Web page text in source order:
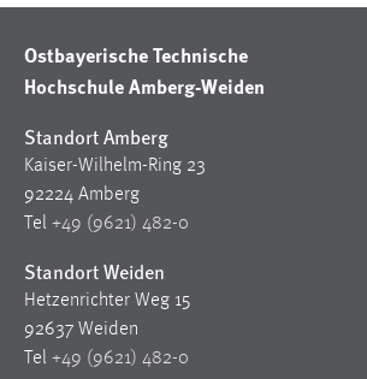
Ostbayerische Technische
Hochschule Amberg-Weiden
Standort Amberg
Kaiser-Wilhelm-Ring 23
92224 Amberg
Tel +49 (9621) 482-0
Standort Weiden
Hetzenrichter Weg 15
92637 Weiden
Tel +49 (9621) 482-0
hinweg verfolgen.
Name:
Anbieter:
Zweck:
Conversion-Tracking
Cookie Laufzeit: